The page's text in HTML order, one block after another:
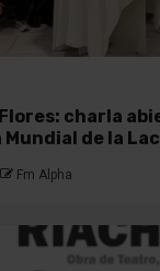
charla
Mundial de la
Fm Alpha